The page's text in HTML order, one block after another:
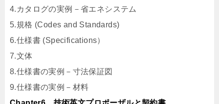
4.カタログの実例－省エネシステム
5.規格 (Codes and Standards)
6.仕様書 (Specifications）
7.文体
8.仕様書の実例－寸法保証図
9.仕様書の実例－材料